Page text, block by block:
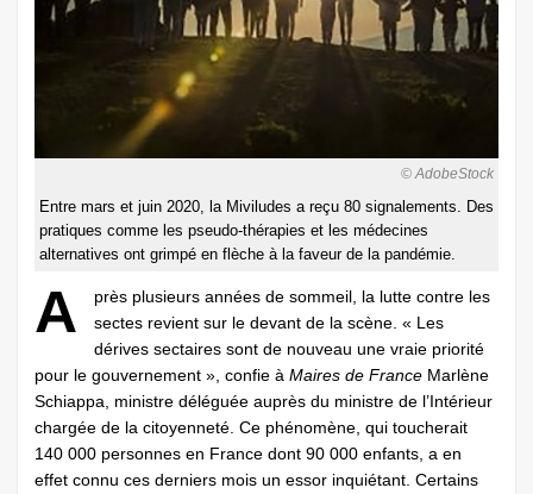
© AdobeStock
Entre mars et juin 2020, la Miviludes a reçu 80 signalements. Des
pratiques comme les pseudo-thérapies et les médecines
alternatives ont grimpé en flèche à la faveur de la pandémie.
A
près plusieurs années de sommeil, la lutte contre les
sectes revient sur le devant de la scène. « Les
dérives sectaires sont de nouveau une vraie priorité
pour le gouvernement », confie à Maires de France Marlène
Schiappa, ministre déléguée auprès du ministre de l’Intérieur
chargée de la citoyenneté. Ce phénomène, qui toucherait
140 000 personnes en France dont 90 000 enfants, a en
effet connu ces derniers mois un essor inquiétant. Certains